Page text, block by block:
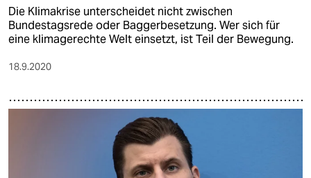
Die Klimakrise unterscheidet nicht zwischen
Bundestagsrede oder Baggerbesetzung. Wer sich für
eine klimagerechte Welt einsetzt, ist Teil der Bewegung.
18.9.2020